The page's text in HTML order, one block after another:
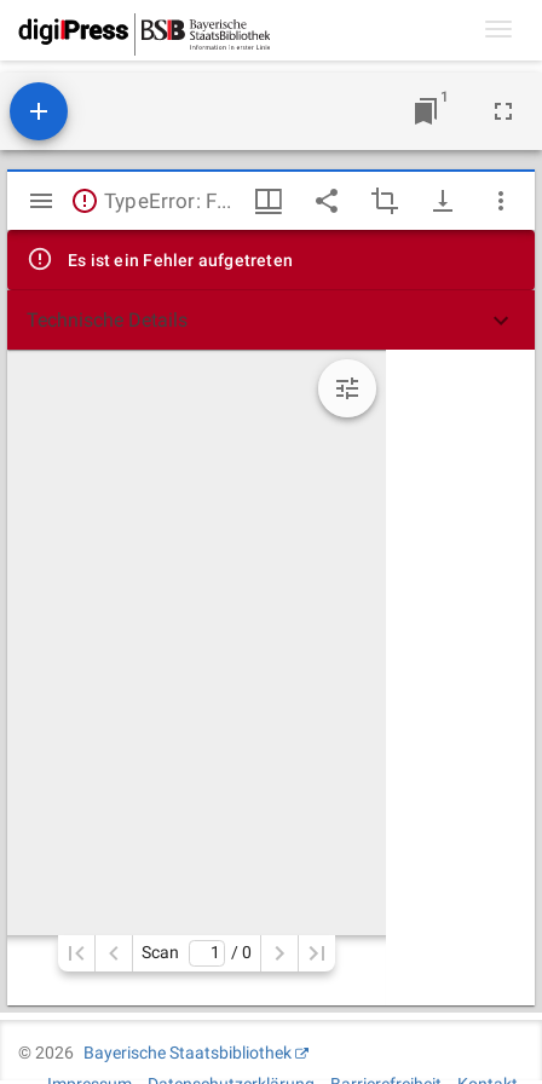
1
Mirador
Viewer
TypeError: Failed to fetch
Es ist ein Fehler aufgetreten
Technische Details
Scan / 0
©2026
Bayerische Staatsbibliothek